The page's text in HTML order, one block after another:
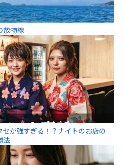
放物線
セが強すぎる！？ナイトのお店の
法